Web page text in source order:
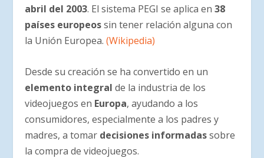
abril del 2003. El sistema PEGI se aplica en38
países europeossin tener relación alguna con
la Unión Europea.(Wikipedia)
Desde su creación se ha convertido en un
elemento integral de la industria de los
videojuegos en Europa, ayudando a los
consumidores, especialmente a los padres y
madres, a tomar decisiones informadassobre
la compra de videojuegos.